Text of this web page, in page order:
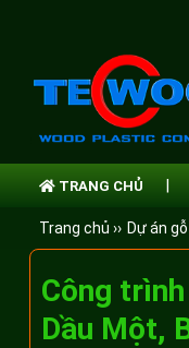
TRANG CHỦ
Trang chủ ›› Dự án
Công
Dầu Một,